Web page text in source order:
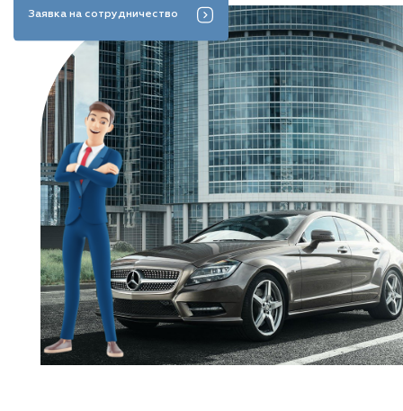
Заявка на сотрудничество